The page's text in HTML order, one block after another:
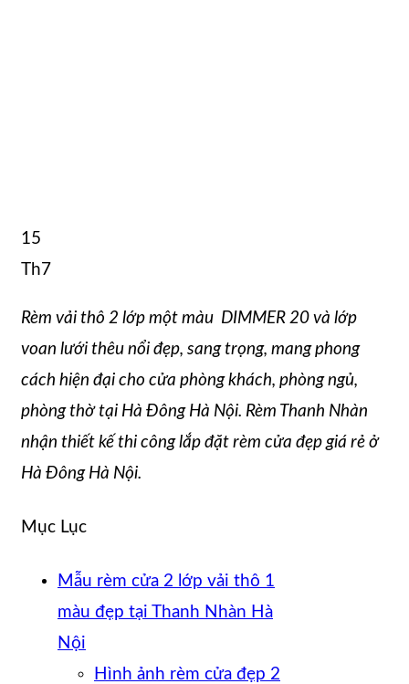
15
Th7
Rèm vải thô 2 lớp một màu DIMMER 20 và lớp
voan lưới thêu nổi đẹp, sang trọng, mang phong
cách hiện đại cho cửa phòng khách, phòng ngủ,
phòng thờ tại Hà Đông Hà Nội. Rèm Thanh Nhàn
nhận thiết kế thi công lắp đặt rèm cửa đẹp giá rẻ ở
Hà Đông Hà Nội.
Mục Lục
Mẫu rèm cửa 2 lớp vải thô 1
màu đẹp tại Thanh Nhàn Hà
Nội
Hình ảnh rèm cửa đẹp 2